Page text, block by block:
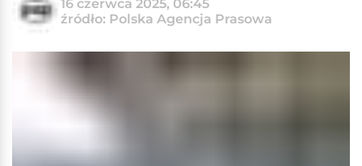
16 czerwca 2025, 06:45
źródło: Polska Agencja Prasowa